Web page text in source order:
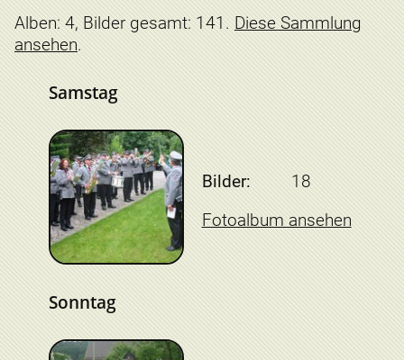
Alben: 4, Bilder gesamt: 141. Diese Sammlung
ansehen.
Samstag
Bilder:
18
Fotoalbum ansehen
Sonntag